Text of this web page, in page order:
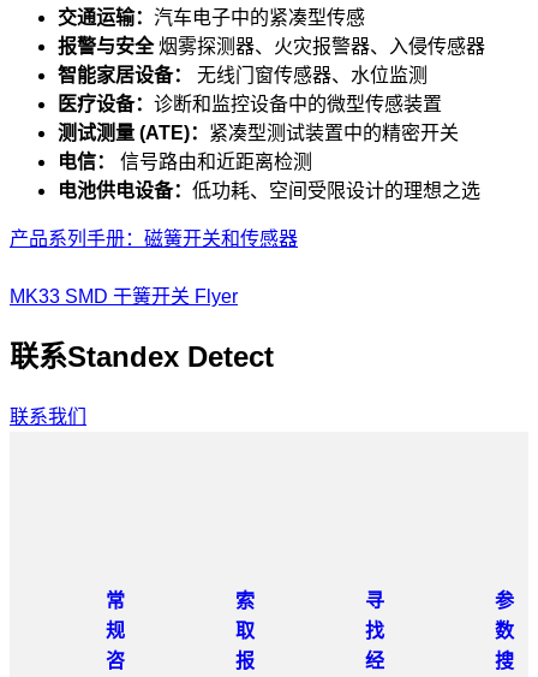
交通运输： 汽车电子中的紧凑型传感
报警与安全烟雾探测器、火灾报警器、入侵传感器
智能家居设备： 无线门窗传感器、水位监测
医疗设备： 诊断和监控设备中的微型传感装置
测试测量 (ATE)： 紧凑型测试装置中的精密开关
电信： 信号路由和近距离检测
电池供电设备： 低功耗、空间受限设计的理想之选
产品系列手册：磁簧开关和传感器
MK33 SMD 干簧开关 Flyer
联系Standex Detect
联系我们
常
规
咨
索
取
报
寻
找
经
参
数
搜